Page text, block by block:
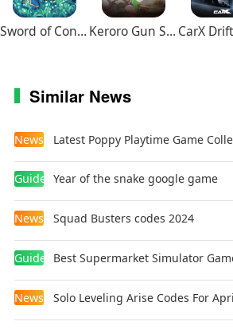
Sword of Convallaria Keroro Gun Shooting
Similar News
News Latest Poppy Playtime Game
Guides Year of the snake google game
News Squad Busters codes 2024
Guides
News Solo Leveling Arise Codes For